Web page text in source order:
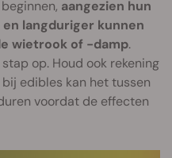
aangezien hun
langduriger kunnen
wietrook of -damp.
op. Houd ook rekening
edibles kan het tussen
voordat de effecten